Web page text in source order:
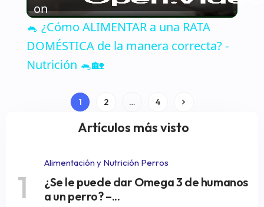
Video
on
🐁 ¿Cómo ALIMENTAR a una RATA
DOMÉSTICA de la manera correcta? -
Nutrición 🐁🏡
Paginación 1 2 … 4
Artículos más visto
1
Alimentación y Nutrición Perros
¿Se le puede dar Omega 3 de humanos
a un perro? –...